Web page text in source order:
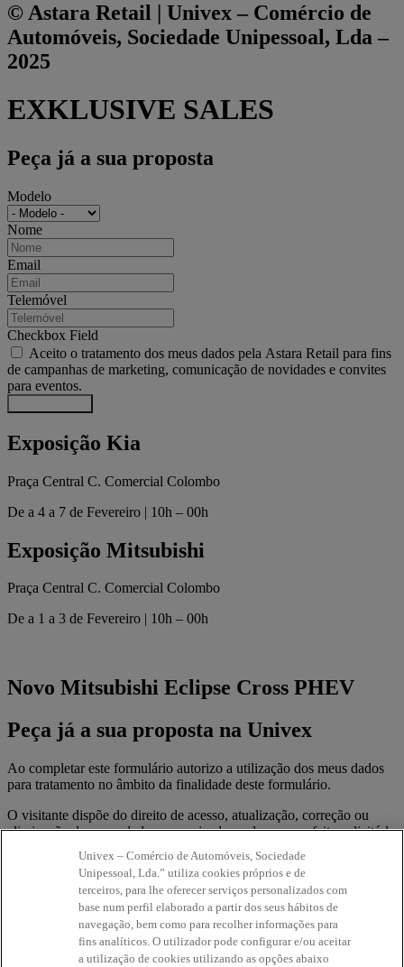
© Astara Retail | Univex – Comércio de
Automóveis, Sociedade Unipessoal, Lda –
2025
EXKLUSIVE SALES
Peça já a sua proposta
Modelo
Nome
Email
Telemóvel
Checkbox Field
Aceito o tratamento dos meus dados pela Astara Retail para fins
de campanhas de marketing, comunicação de novidades e convites
para eventos.
Exposição Kia
Praça Central C. Comercial Colombo
De a 4 a 7 de Fevereiro | 10h – 00h
Exposição Mitsubishi
Praça Central C. Comercial Colombo
De a 1 a 3 de Fevereiro | 10h – 00h
Novo Mitsubishi Eclipse Cross PHEV
Peça já a sua proposta na Univex
Ao completar este formulário autorizo a utilização dos meus dados
para tratamento no âmbito da finalidade deste formulário.
O visitante dispõe do direito de acesso, atualização, correção ou
eliminação dos seus dados pessoais, devendo para o efeito solicitá-lo
38, 1950-097, Lisboa, ou por e-mail para rgpd@176.61.148.200.
A marca das marcas.
Univex – Comércio de Automóveis, Sociedade
Unipessoal, Lda.” utiliza cookies próprios e de
terceiros, para lhe oferecer serviços personalizados com
base num perfil elaborado a partir dos seus hábitos de
navegação, bem como para recolher informações para
fins analíticos. O utilizador pode configurar e/ou aceitar
a utilização de cookies utilizando as opções abaixo